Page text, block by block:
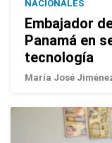
NACIONALES
Embajador
Panamá en
tecnología
María José